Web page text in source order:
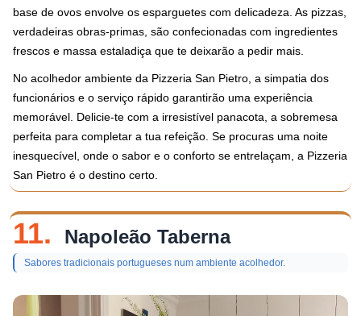
base de ovos envolve os esparguetes com delicadeza. As pizzas,
verdadeiras obras-primas, são confecionadas com ingredientes
frescos e massa estaladiça que te deixarão a pedir mais.
No acolhedor ambiente da Pizzeria San Pietro, a simpatia dos
funcionários e o serviço rápido garantirão uma experiência
memorável. Delicie-te com a irresistível panacota, a sobremesa
perfeita para completar a tua refeição. Se procuras uma noite
inesquecível, onde o sabor e o conforto se entrelaçam, a Pizzeria
San Pietro é o destino certo.
11. Napoleão Taberna
Sabores tradicionais portugueses num ambiente acolhedor.